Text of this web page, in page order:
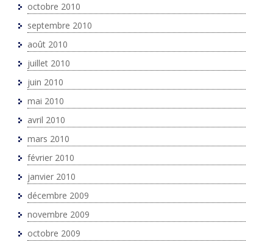
octobre 2010
septembre 2010
août 2010
juillet 2010
juin 2010
mai 2010
avril 2010
mars 2010
février 2010
janvier 2010
décembre 2009
novembre 2009
octobre 2009